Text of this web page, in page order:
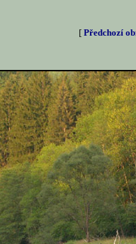
[ Předchozí